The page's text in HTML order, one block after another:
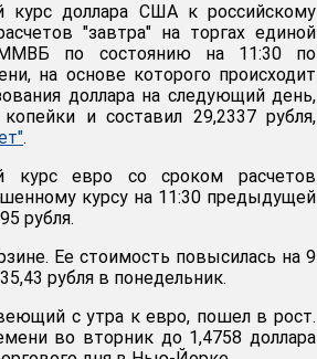
курс доллара США к российскому
"завтра" на торгах единой
ММВБ по состоянию на 11:30 по
на основе которого происходит
доллара на следующий день,
и составил 29,2337 рубля,
.
курс евро со сроком расчетов
курсу на 11:30 предыдущей
рубля.
Ее стоимость повысилась на 9
рубля в понедельник.
с утра к евро, пошел в рост.
во вторник до 1,4758 доллара